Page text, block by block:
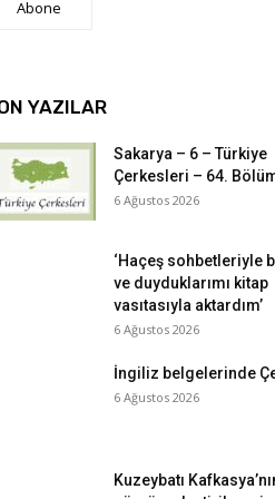
Abone
YAZILAR
Sakarya – 6 – Türkiye
Çerkesleri – 64.
6 Ağustos 2026
‘Haçeş sohbetleriyle
ve duyduklarımı kitap
vasıtasıyla aktardım’
6 Ağustos 2026
İngiliz belgelerinde
6 Ağustos 2026
Kuzeybatı